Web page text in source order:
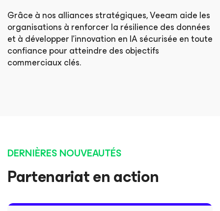
Grâce à nos alliances stratégiques, Veeam aide les
organisations à renforcer la résilience des données
et à développer l’innovation en IA sécurisée en toute
confiance pour atteindre des objectifs
commerciaux clés.
DERNIÈRES NOUVEAUTÉS
Partenariat en action